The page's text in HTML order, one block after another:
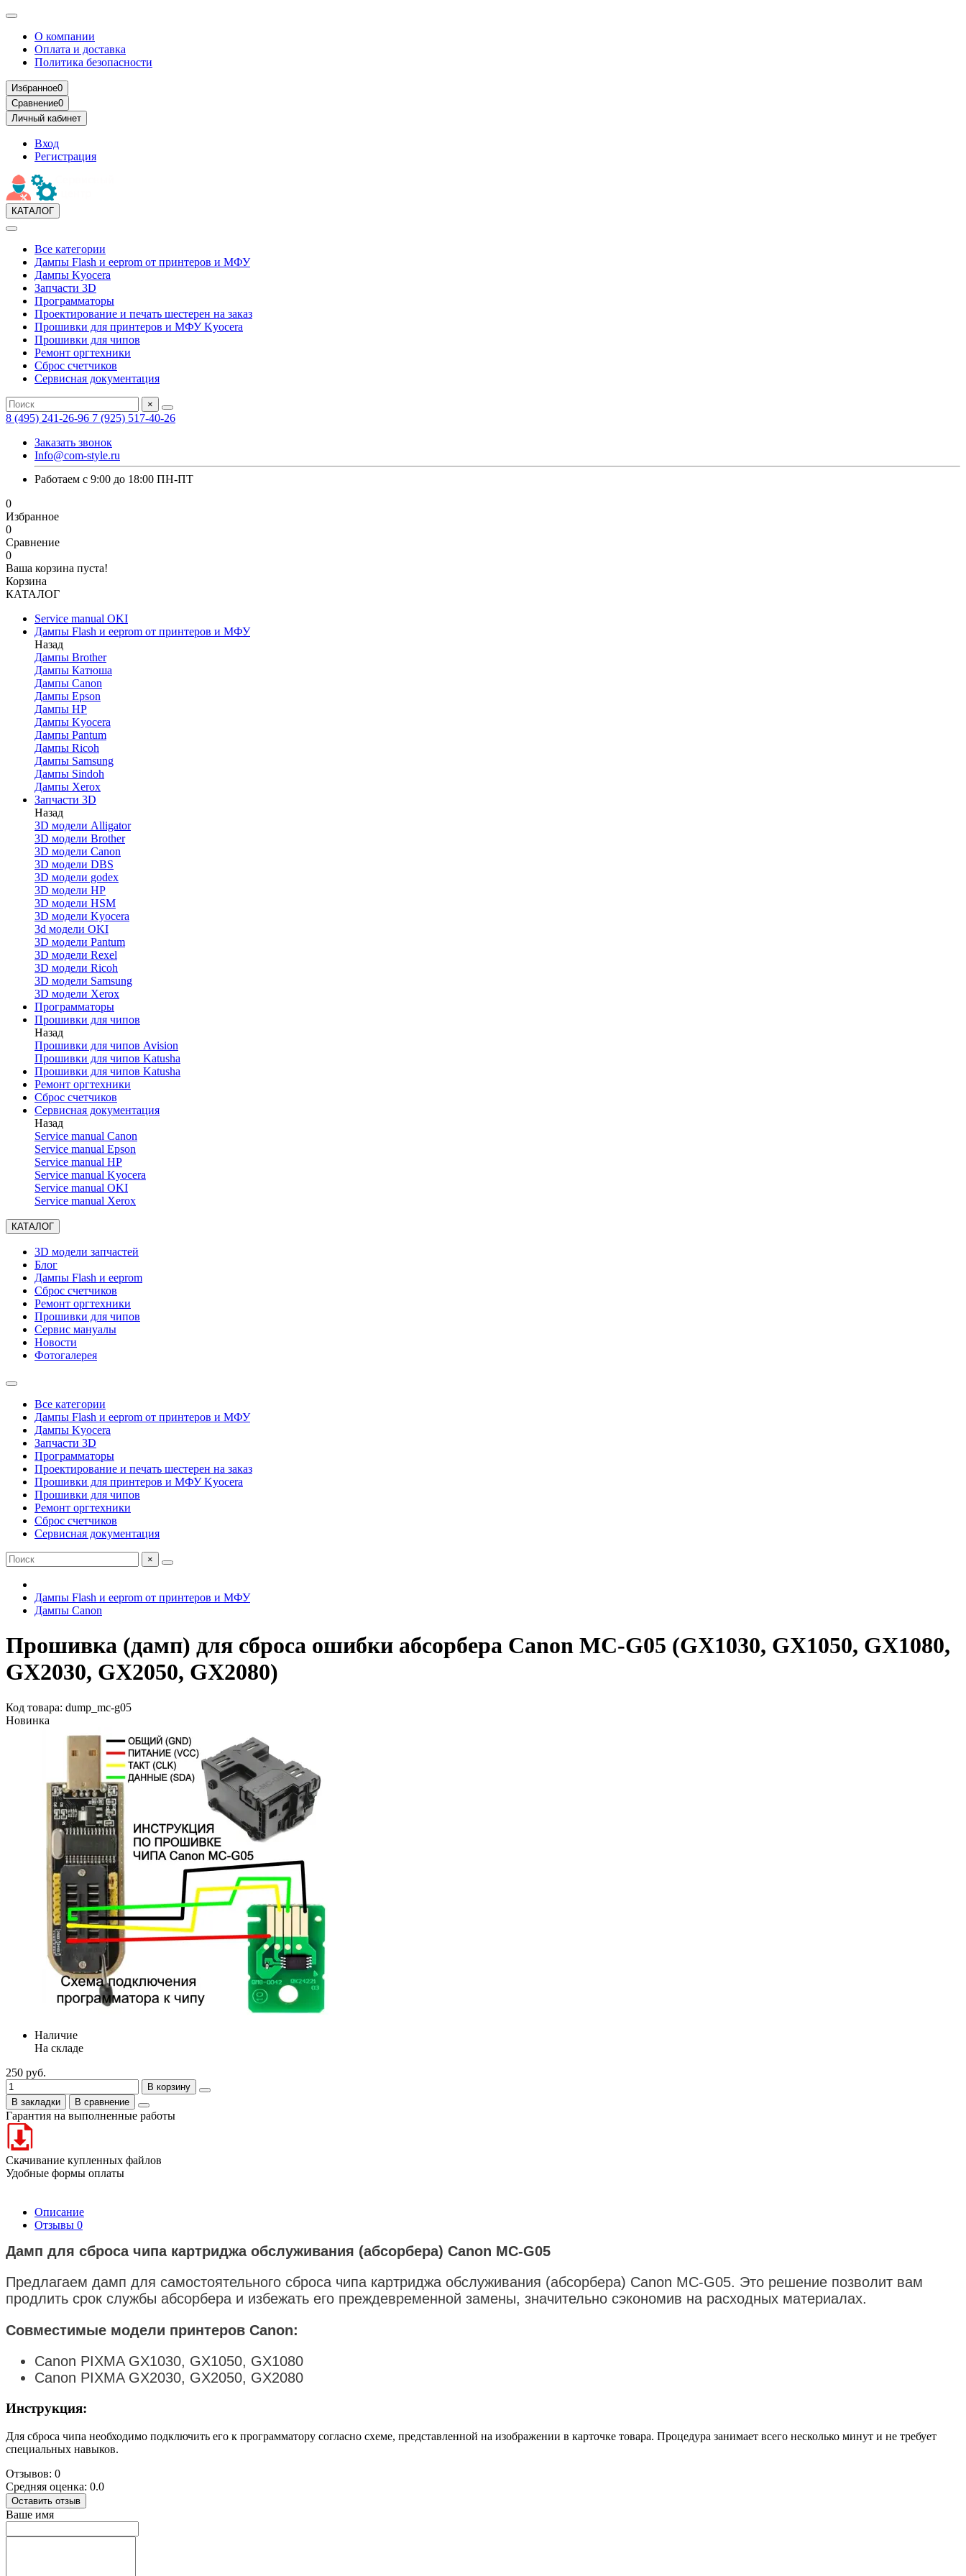
О компании
Оплата и доставка
Политика безопасности
Избранное0
Сравнение0
Личный кабинет
Вход
Регистрация
КАТАЛОГ
Все категории
Дампы Flash и eeprom от принтеров и МФУ
Дампы Kyocera
Запчасти 3D
Программаторы
Проектирование и печать шестерен на заказ
Прошивки для принтеров и МФУ Kyocera
Прошивки для чипов
Ремонт оргтехники
Сброс счетчиков
Сервисная документация
×
8 (495) 241-26-96 7 (925) 517-40-26
Заказать звонок
Info@com-style.ru
Работаем с 9:00 до 18:00 ПН-ПТ
0
Избранное
0
Сравнение
0
Ваша корзина пуста!
Корзина
КАТАЛОГ
Service manual OKI
Дампы Flash и eeprom от принтеров и МФУ
Назад
Дaмпы Brother
Дампы Катюша
Дампы Canon
Дампы Epson
Дампы HP
Дампы Kyocera
Дампы Pantum
Дампы Ricoh
Дампы Samsung
Дампы Sindoh
Дампы Xerox
Запчасти 3D
Назад
3D модели Alligator
3D модели Brother
3D модели Canon
3D модели DBS
3D модели godex
3D модели HP
3D модели HSM
3D модели Kyocera
3d модели OKI
3D модели Pantum
3D модели Rexel
3D модели Ricoh
3D модели Samsung
3D модели Xerox
Программаторы
Прошивки для чипов
Назад
Прошивки для чипов Avision
Прошивки для чипов Katusha
Прошивки для чипов Katusha
Ремонт оргтехники
Сброс счетчиков
Сервисная документация
Назад
Service manual Canon
Service manual Epson
Service manual HP
Service manual Kyocera
Service manual OKI
Service manual Xerox
КАТАЛОГ
3D модели запчастей
Блог
Дампы Flash и eeprom
Сброс счетчиков
Ремонт оргтехники
Прошивки для чипов
Сервис мануалы
Новости
Фотогалерея
Все категории
Дампы Flash и eeprom от принтеров и МФУ
Дампы Kyocera
Запчасти 3D
Программаторы
Проектирование и печать шестерен на заказ
Прошивки для принтеров и МФУ Kyocera
Прошивки для чипов
Ремонт оргтехники
Сброс счетчиков
Сервисная документация
×
Дампы Flash и eeprom от принтеров и МФУ
Дампы Canon
Прошивка (дамп) для сброса ошибки абсорбера Canon MC-G05 (GX1030, GX1050, GX1080,
GX2030, GX2050, GX2080)
Код товара: dump_mc-g05
Новинка
Наличие
На складе
250 руб.
В корзину
В закладки
В сравнение
Гарантия на выполненные работы
Скачивание купленных файлов
Удобные формы оплаты
Описание
Отзывы 0
Дамп для сброса чипа картриджа обслуживания (абсорбера) Canon MC-G05
Предлагаем дамп для самостоятельного сброса чипа картриджа обслуживания (абсорбера) Canon MC-G05. Это решение позволит вам
продлить срок службы абсорбера и избежать его преждевременной замены, значительно сэкономив на расходных материалах.
Совместимые модели принтеров Canon:
Canon PIXMA GX1030, GX1050, GX1080
Canon PIXMA GX2030, GX2050, GX2080
Инструкция:
Для сброса чипа необходимо подключить его к программатору согласно схеме, представленной на изображении в карточке товара. Процедура занимает всего несколько минут и не требует
специальных навыков.
Отзывов: 0
Средняя оценка: 0.0
Оставить отзыв
Ваше имя